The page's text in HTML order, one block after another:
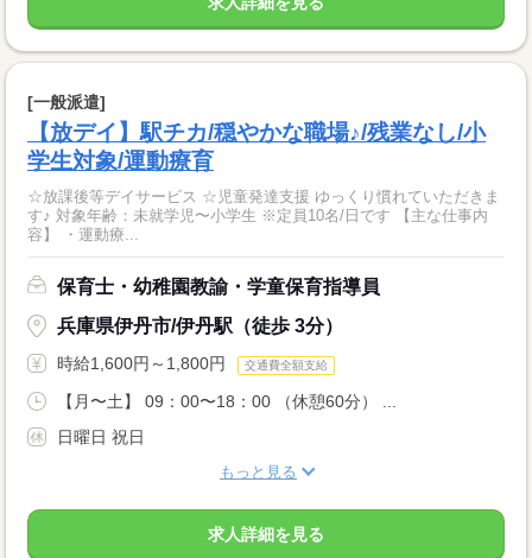
[一般派遣]
【放デイ】駅チカ/穏やかな職場♪/残業なし/小
学生対象/運動療育
☆放課後等デイサービス ☆児童発達支援 ゆっくり慣れていただきま
す♪ 対象年齢：未就学児〜小学生 ※定員10名/日です 【主な仕事内
容】 ・運動療...
保育士・幼稚園教諭・学童保育指導員
兵庫県伊丹市/伊丹駅（徒歩 3分）
時給1,600円～1,800円 交通費全額支給
【月〜土】 09：00〜18：00 （休憩60分） ...
日曜日 祝日
もっと見る
求人詳細を見る